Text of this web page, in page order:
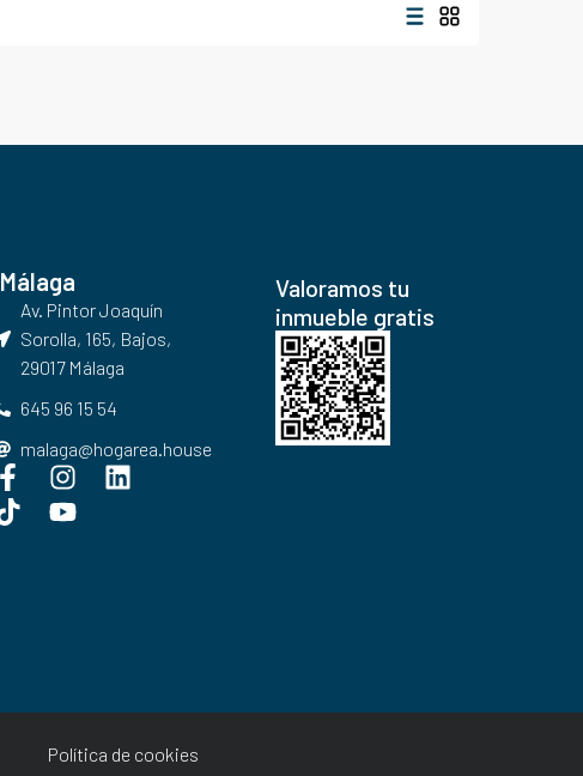
Málaga
Av. Pintor Joaquín
Sorolla, 165, Bajos,
29017 Málaga
645 96 15 54
malaga@hogarea.house
Valoramos tu
inmueble gratis
Política de cookies